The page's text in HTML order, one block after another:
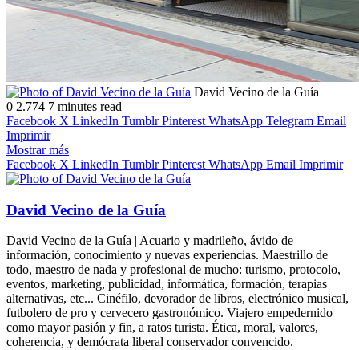
David Vecino de la Guía
X
email
0 2.774 7 minutes read
Facebook X LinkedIn Tumblr Pinterest WhatsApp Telegram Email
Imprimir
Mostrar más
Facebook X LinkedIn Tumblr Pinterest WhatsApp Email Imprimir
David Vecino de la Guía
David Vecino de la Guía | Acuario y madrileño, ávido de
información, conocimiento y nuevas experiencias. Maestrillo de
todo, maestro de nada y profesional de mucho: turismo, protocolo,
eventos, marketing, publicidad, informática, formación, terapias
alternativas, etc... Cinéfilo, devorador de libros, electrónico musical,
futbolero de pro y cervecero gastronómico. Viajero empedernido
como mayor pasión y fin, a ratos turista. Ética, moral, valores,
coherencia, y demócrata liberal conservador convencido.